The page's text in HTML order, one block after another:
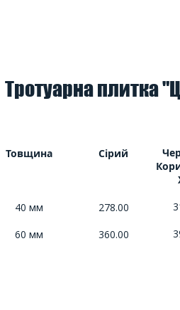
Тротуарна плитка
Товщина
40 мм
60 мм
Сірий
278.00
360.00